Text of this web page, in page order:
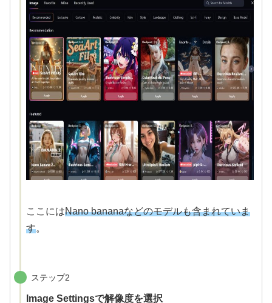
ここにはNano bananaなどのモデルも含まれていま
す。
ステップ2
Image Settingsで解像度を選択